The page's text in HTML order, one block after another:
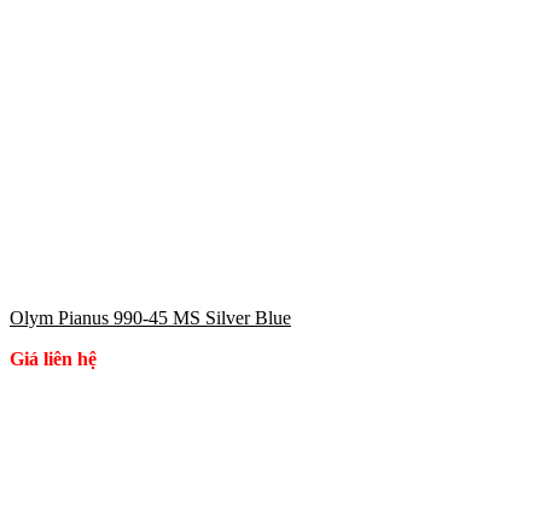
Olym Pianus 990-45 MS Silver Blue
Giá liên hệ